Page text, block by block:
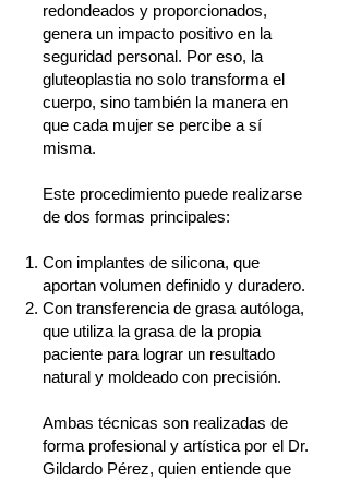
redondeados y proporcionados,
genera un impacto positivo en la
seguridad personal. Por eso, la
gluteoplastia no solo transforma el
cuerpo, sino también la manera en
que cada mujer se percibe a sí
misma.
Este procedimiento puede realizarse
de dos formas principales:
Con implantes de silicona, que
aportan volumen definido y duradero.
Con transferencia de grasa autóloga,
que utiliza la grasa de la propia
paciente para lograr un resultado
natural y moldeado con precisión.
Ambas técnicas son realizadas de
forma profesional y artística por el Dr.
Gildardo Pérez, quien entiende que